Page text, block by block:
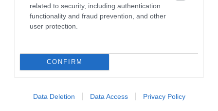
related to security, including authentication
functionality and fraud prevention, and other
user protection.
CONFIRM
Data Deletion Data Access Privacy Policy
Fotó: Peace But Not Quiet
10. Bűbájos sünik
Imádjuk ezt az ötletet: filcfejű, gyöngyszemű sünik a fatuskó körül.